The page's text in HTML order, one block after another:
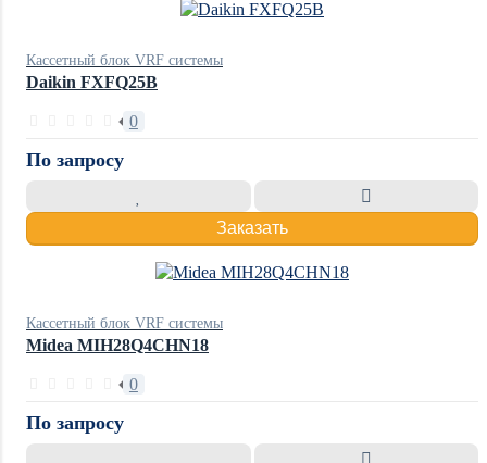
Кассетный блок VRF системы
Daikin FXFQ25B
0
По запросу
Заказать
Кассетный блок VRF системы
Midea MIH28Q4CHN18
0
По запросу